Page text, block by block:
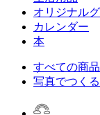
オリジナル
カレンダー
本
すべての商品
写真でつく